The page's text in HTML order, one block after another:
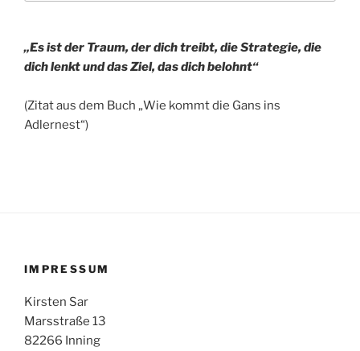
„Es ist der Traum, der dich treibt, die Strategie, die
dich lenktund das Ziel, das dich belohnt“
(Zitat aus dem Buch „Wie kommt die Gans ins
Adlernest“)
IMPRESSUM
Kirsten Sar
Marsstraße 13
82266 Inning